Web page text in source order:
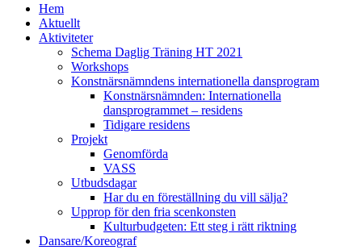
Hem
Aktuellt
Aktiviteter
Schema Daglig Träning HT 2021
Workshops
Konstnärsnämndens internationella dansprogram
Konstnärsnämnden: Internationella
dansprogrammet – residens
Tidigare residens
Projekt
Genomförda
VASS
Utbudsdagar
Har du en föreställning du vill sälja?
Upprop för den fria scenkonsten
Kulturbudgeten: Ett steg i rätt riktning
Dansare/Koreograf